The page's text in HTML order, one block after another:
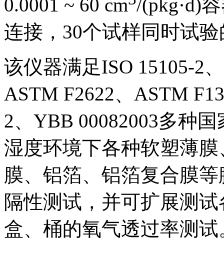
0.0001 ~ 60 cm /(pkg·d)
连接，30个试样同时试
该仪器满足ISO 15105-2
ASTM F2622、ASTM
2、YBB 00082003多种
湿度环境下各种软塑薄
膜、铝箔、铝箔复合膜
隔性测试，并可扩展测
盒、桶的氧气透过率测试